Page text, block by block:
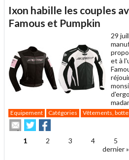
Ixon habille les couples
Famous et Pumpkin
29
et à
Equipement Catégories Vêtements,
Envoyer
cet
article
Partager
sur
Twitter
sur
Facebook
Pages
1 2 3 4 5
dernier »